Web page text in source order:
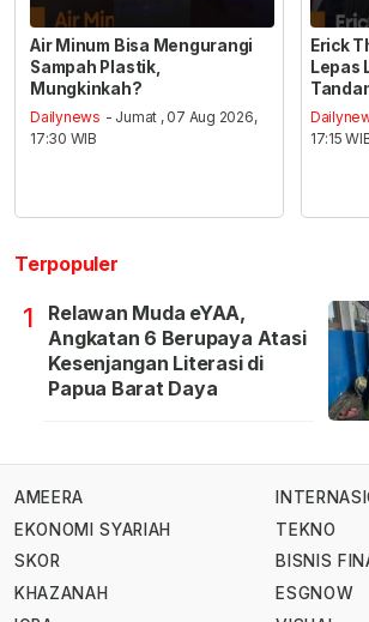
Air Minum Bisa Mengurangi
Sampah Plastik,
Mungkinkah?
Dailynews - Jumat , 07 Aug 2026,
17:30 WIB
Erick
Lepas
17:15
Terpopuler
1
Relawan Muda eYAA,
Angkatan 6 Berupaya Atasi
Kesenjangan Literasi di
Papua Barat Daya
AMEERA
EKONOMI SYARIAH
SKOR
KHAZANAH
TEKNO
BISNIS
ESGNOW